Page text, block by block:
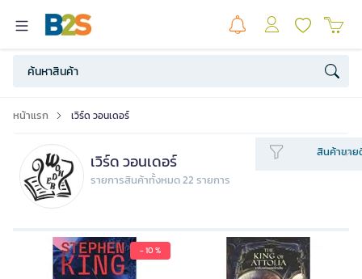
หน้าแรก เวิร์ด วอนเดอร์
เวิร์ด วอนเดอร์
รายการสินค้าทั้งหมด 22 รายการ
สินค้าขาย
- 10 %